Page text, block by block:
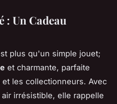
: Un Cadeau
plus qu'un simple jouet;
et charmante, parfaite
les collectionneurs. Avec
irrésistible, elle rappelle